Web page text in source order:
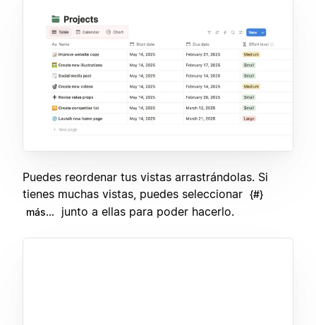
Puedes reordenar tus vistas arrastrándolas. Si
tienes muchas vistas, puedes seleccionar {#}
más...
junto a ellas para poder hacerlo.